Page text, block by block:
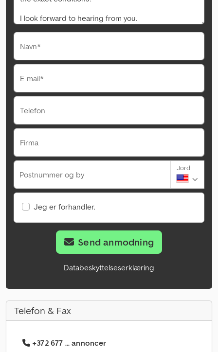
Navn*
E-mail*
Telefon
Firma
Postnummer og by
Jord
Jeg er forhandler.
Send anmodning
Databeskyttelseserklæring
Telefon & Fax
+372 677 ... annoncer